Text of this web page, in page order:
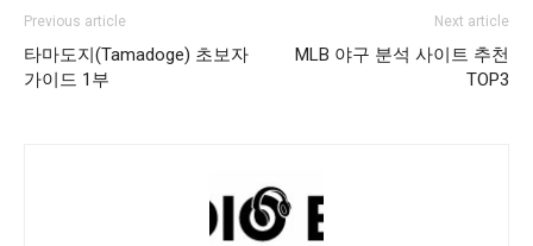
Previous article
타마도지(Tamadoge) 초보자
가이드 1부
Next article
MLB 야구 분석 사이트 추천
TOP3